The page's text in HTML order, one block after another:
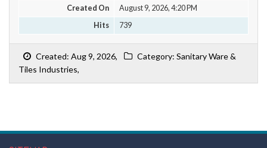
Created On
August 9, 2026, 4:20 PM
Hits
739
Created: Aug 9, 2026,
Category: Sanitary Ware &
Tiles Industries,